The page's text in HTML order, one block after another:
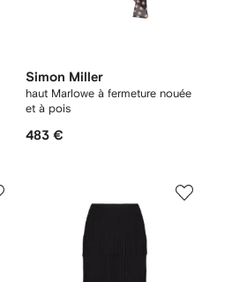
Simon Miller
haut Marlowe à fermeture nouée
et à pois
483 €